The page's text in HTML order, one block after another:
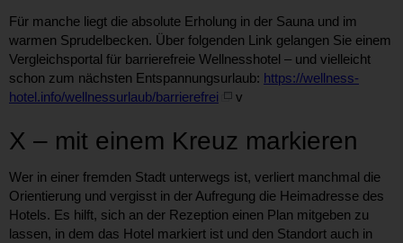
Für manche liegt die absolute Erholung in der Sauna und im
warmen Sprudelbecken. Über folgenden Link gelangen Sie einem
Vergleichsportal für barrierefreie Wellnesshotel – und vielleicht
schon zum nächsten Entspannungsurlaub: https://wellness-
hotel.info/wellnessurlaub/barrierefrei
v
X – mit einem Kreuz markieren
Wer in einer fremden Stadt unterwegs ist, verliert manchmal die
Orientierung und vergisst in der Aufregung die Heimadresse des
Hotels. Es hilft, sich an der Rezeption einen Plan mitgeben zu
lassen, in dem das Hotel markiert ist und den Standort auch in